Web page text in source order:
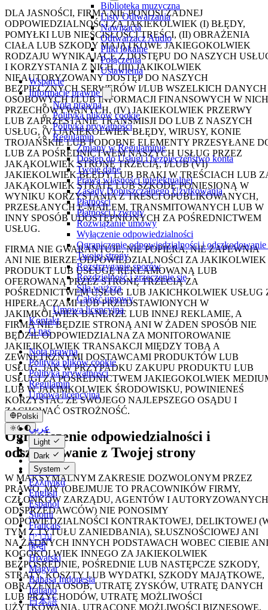
Biblioteka muzyczna
Listy Odtwarzania
Nawigacja
Odtwarzacz Audio
Pliki lokalne
Połączenia
Ustawienia
Wsparcie
Informacje prawne
Nota prawna
Polityka plików cookie
Polityka prywatności
Regulamin
Zmiany w Regulaminie
Dostęp do Usługi i bezpieczeństwo konta
Twoje dane
Prawa własności intelektualnej
Zasady Dopuszczalnego Użytkowania
Płatności
Płatności i zwroty
Rozwiązanie umowy
Wyłączenie odpowiedzialności
Ograniczenie odpowiedzialności i odszkodowanie
Twojej strony
Rozstrzyganie sporów
Rozdzielność i zrzeczenie się
Siła wyższa
Całość umowy
Umowa licencyjna
Kontakt
O nas
Nota prawna
Polityka plików cookie
Polityka prywatności
Regulamin
Umowa licencyjna
Polski
عربي
Català
Čeština
Dansk
Deutsch
Ελληνικά
English
Español
Suomi
Français
עברית
हिन्दी
Hrvatski
Magyar
Bahasa Indonesia
Italiano
日本語
Light
Dark
System
DLA JASNOŚCI, FIRMA NIE PONOSI ŻADNEJ
ODPOWIEDZIALNOŚCI ZA JAKIEKOLWIEK (I) BŁĘDY,
POMYŁKI LUB NIEŚCISŁOŚCI TREŚCI, (II) OBRAŻENIA
CIAŁA LUB SZKODY MAJĄTKOWE JAKIEGOKOLWIEK
RODZAJU WYNIKAJĄCE Z DOSTĘPU DO NASZYCH
I KORZYSTANIA Z NICH, (III) JAKIKOLWIEK
NIEAUTORYZOWANY DOSTĘP DO NASZYCH
BEZPIECZNYCH SERWERÓW I/LUB WSZELKICH DANYCH
OSOBOWYCH I/LUB INFORMACJI FINANSOWYCH W NICH
PRZECHOWYWANYCH, (IV) JAKIEKOLWIEK PRZERWY
LUB ZAPRZESTANIE TRANSMISJI DO LUB Z NASZYCH
USŁUG, (V) JAKIEKOLWIEK BŁĘDY, WIRUSY, KONIE
TROJAŃSKIE LUB PODOBNE ELEMENTY PRZESYŁANE
LUB ZA POŚREDNICTWEM NASZYCH USŁUG PRZEZ
JAKĄKOLWIEK STRONĘ TRZECIĄ, I/LUB (VI)
JAKIEKOLWIEK BŁĘDY LUB BRAKI W TREŚCIACH LUB
JAKĄKOLWIEK STRATĘ LUB SZKODĘ PONIESIONĄ W
WYNIKU KORZYSTANIA Z TREŚCI OPUBLIKOWANYCH,
PRZESŁANYCH E-MAILEM, TRANSMITOWANYCH LUB W
INNY SPOSÓB UDOSTĘPNIONYCH ZA POŚREDNICTWEM
USŁUG.
FIRMA NIE GWARANTUJE, NIE POPIERA, NIE ZAPEWNIA
ANI NIE BIERZE ODPOWIEDZIALNOŚCI ZA JAKIKOLWIEK
PRODUKT LUB USŁUGĘ REKLAMOWANĄ LUB
OFEROWANĄ PRZEZ STRONĘ TRZECIĄ ZA
POŚREDNICTWEM USŁUG LUB JAKICHKOLWIEK USŁUG
HIPERŁĄCZAMI LUB PRZEDSTAWIONYCH W
JAKIMKOLWIEK BANERZE LUB INNEJ REKLAMIE, A
FIRMA NIE BĘDZIE STRONĄ ANI W ŻADEN SPOSÓB NIE
BĘDZIE ODPOWIEDZIALNA ZA MONITOROWANIE
JAKIEJKOLWIEK TRANSAKCJI MIĘDZY TOBĄ A
ZEWNĘTRZNYMI DOSTAWCAMI PRODUKTÓW LUB
USŁUG. JAK W PRZYPADKU ZAKUPU PRODUKTU LUB
USŁUGI ZA POŚREDNICTWEM JAKIEGOKOLWIEK
LUB W JAKIMKOLWIEK ŚRODOWISKU, POWINIENEŚ
KORZYSTAĆ ZE SWOJEGO NAJLEPSZEGO OSĄDU I
ZACHOWAĆ OSTROŻNOŚĆ.
Ograniczenie odpowiedzialności i
odszkodowanie z Twojej strony
W MAKSYMALNYM ZAKRESIE DOZWOLONYM PRZEZ
PRAWO, MY (OBEJMUJE TO PRACOWNIKÓW FIRMY,
CZŁONKÓW ZARZĄDU, AGENTÓW I AUTORYZOWANYCH
ODSPRZEDAWCÓW) NIE PONOSIMY
ODPOWIEDZIALNOŚCI KONTRAKTOWEJ, DELIKTOWEJ
TYM Z TYTUŁU ZANIEDBANIA), SŁUSZNOŚCIOWEJ ANI
NA ŻADNYCH INNYCH PODSTAWACH WOBEC CIEBIE ANI
KOGOKOLWIEK INNEGO ZA JAKIEKOLWIEK
BEZPOŚREDNIE, POŚREDNIE LUB NASTĘPCZE SZKODY,
STRATY, KOSZTY LUB WYDATKI, SZKODY MAJĄTKOWE,
OBRAŻENIA OSÓB, UTRATĘ ZYSKÓW, UTRATĘ DANYCH
LUB PRZYCHODÓW, UTRATĘ MOŻLIWOŚCI
UŻYTKOWANIA, UTRACONE MOŻLIWOŚCI BIZNESOWE,